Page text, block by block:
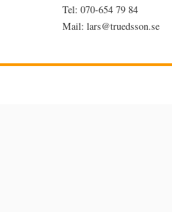
Tel: 070-654 79 84
Mail: lars@truedsson.se
tramadol
на